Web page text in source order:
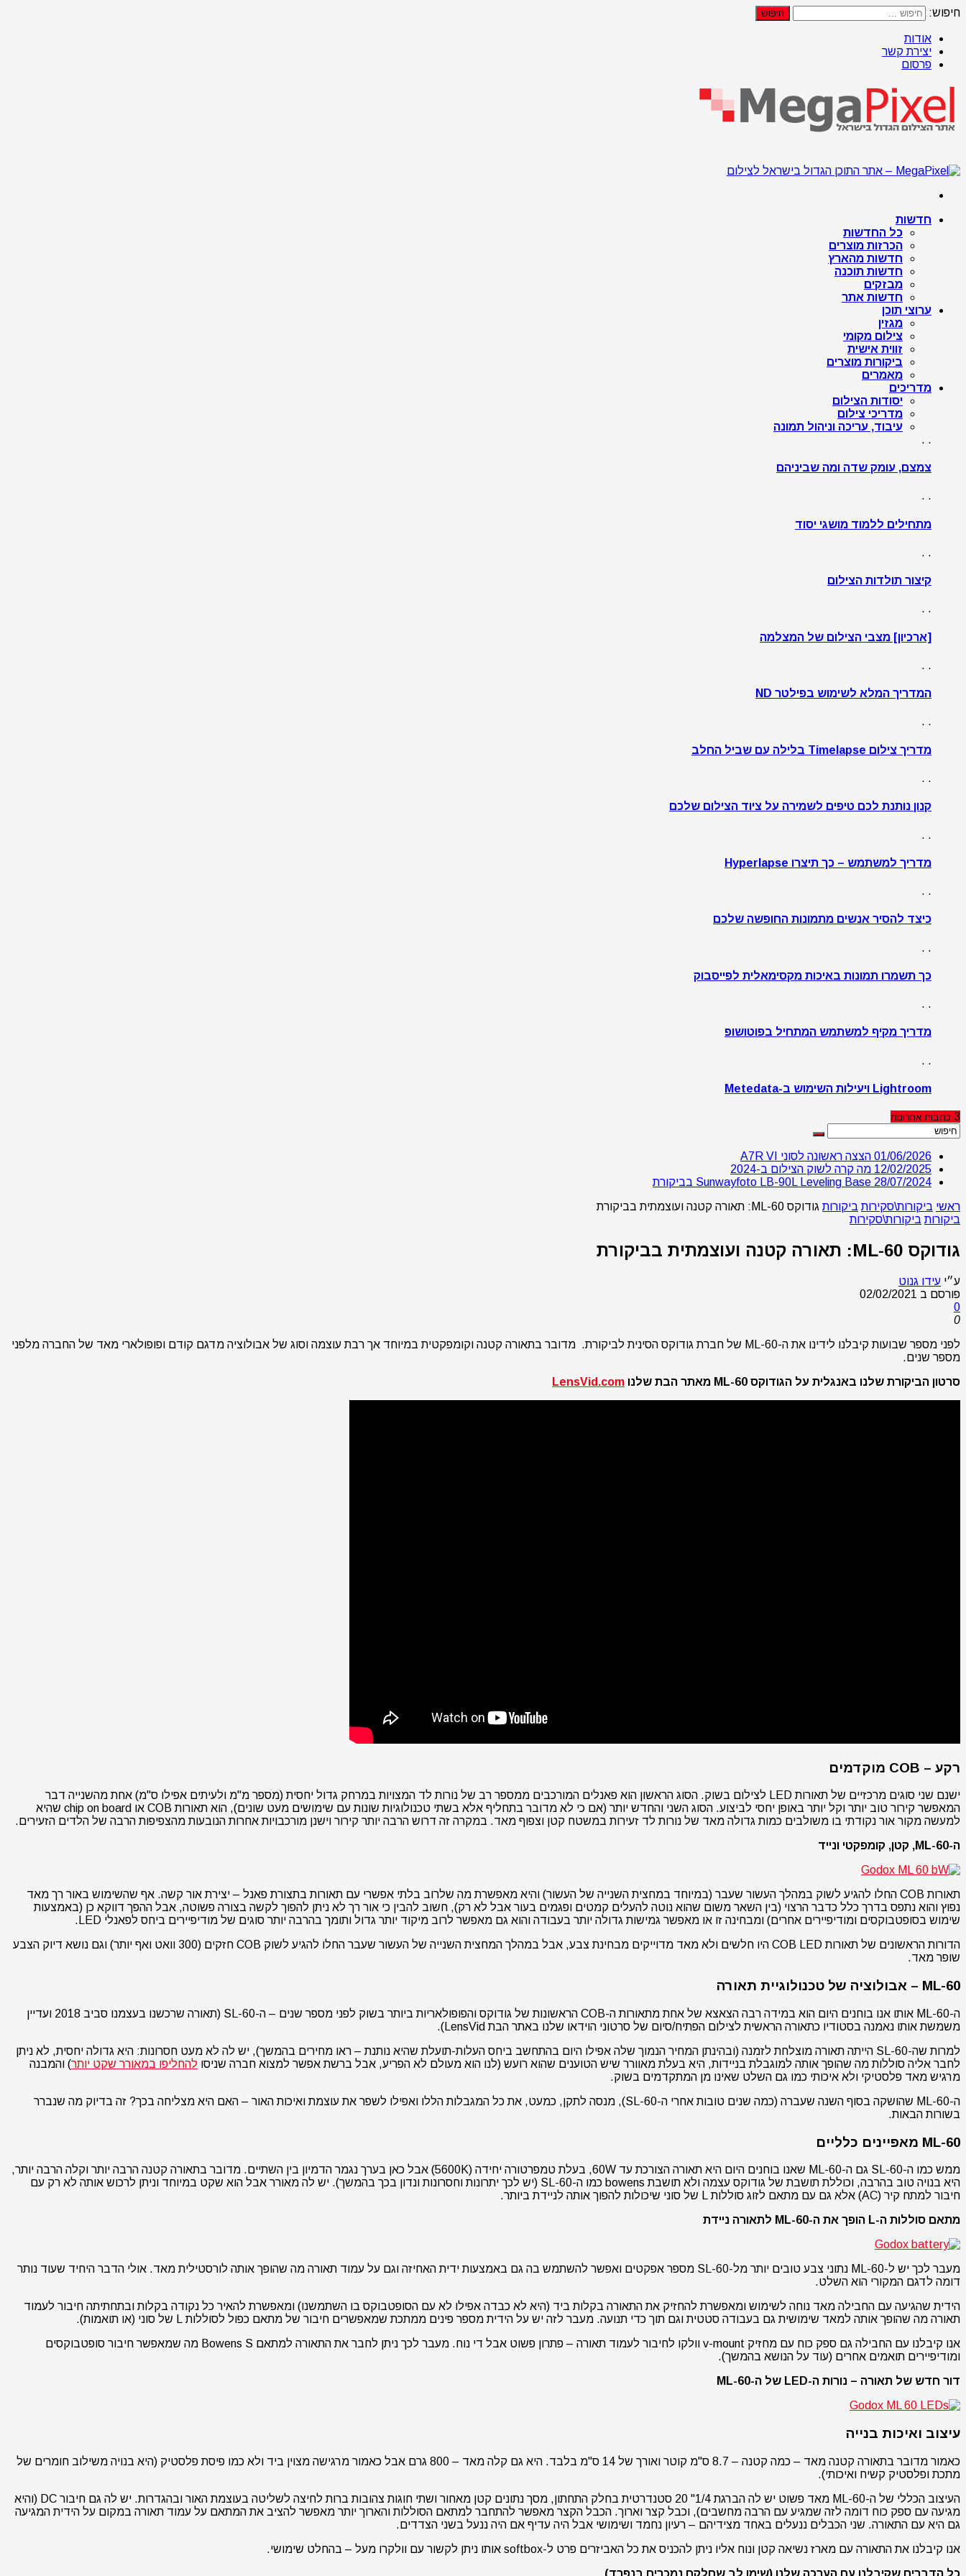
חיפוש:
אודות
יצירת קשר
פרסום
חדשות
כל החדשות
הכרזות מוצרים
חדשות מהארץ
חדשות תוכנה
מבזקים
חדשות אתר
ערוצי תוכן
מגזין
צילום מקומי
זווית אישית
ביקורות מוצרים
מאמרים
מדריכים
יסודות הצילום
מדריכי צילום
עיבוד, עריכה וניהול תמונה
. .
צמצם, עומק שדה ומה שביניהם
. .
מתחילים ללמוד מושגי יסוד
. .
קיצור תולדות הצילום
. .
[ארכיון] מצבי הצילום של המצלמה
. .
המדריך המלא לשימוש בפילטר ND
. .
מדריך צילום Timelapse בלילה עם שביל החלב
. .
קנון נותנת לכם טיפים לשמירה על ציוד הצילום שלכם
. .
מדריך למשתמש – כך תיצרו Hyperlapse
. .
כיצד להסיר אנשים מתמונות החופשה שלכם
. .
כך תשמרו תמונות באיכות מקסימאלית לפייסבוק
. .
מדריך מקיף למשתמש המתחיל בפוטושופ
. .
Lightroom ויעילות השימוש ב-Metedata
3 כתבות אחרונות
01/06/2026 הצצה ראשונה לסוני A7R VI
12/02/2025 מה קרה לשוק הצילום ב-2024
28/07/2024 Sunwayfoto LB-90L Leveling Base בביקורת
ראשי ביקורות\סקירות ביקורות גודוקס ML-60: תאורה קטנה ועוצמתית בביקורת
ביקורות ביקורות\סקירות
גודוקס ML-60: תאורה קטנה ועוצמתית בביקורת
ע״י עידו גנוט
פורסם ב 02/02/2021
0
0
לפני מספר שבועות קיבלנו לידינו את ה-ML-60 של חברת גודוקס הסינית לביקורת. מדובר בתאורה קטנה וקומפקטית במיוחד אך רבת עוצמה וסוג של אבולוציה מדגם קודם ופופולארי מאד של החברה מלפני
מספר שנים.
סרטון הביקורת שלנו באנגלית על הגודוקס ML-60 מאתר הבת שלנו
LensVid.com
רקע – COB מוקדמים
ישנם שני סוגים מרכזיים של תאורות LED לצילום בשוק. הסוג הראשון הוא פאנלים המורכבים ממספר רב של נורות לד המצויות במרחק גדול יחסית (מספר מ"מ ולעיתים אפילו ס"מ) אחת מהשנייה דבר
המאפשר קירור טוב יותר וקל יותר באופן יחסי לביצוע. הסוג השני והחדש יותר (אם כי לא מדובר בתחליף אלא בשתי טכנולוגיות שונות עם שימושים מעט שונים), הוא תאורות COB או chip on board שהיא
למעשה מקור אור נקודתי בו משולבים כמות גדולה מאד של נורות לד זעירות במשטח קטן וצפוף מאד. במקרה זה דרוש הרבה יותר קירור וישנן מורכבויות אחרות הנובעות מהצפיפות הרבה של הלדים הזעירים.
ה-ML-60, קטן, קומפקטי ונייד
תאורות COB החלו להגיע לשוק במהלך העשור שעבר (במיוחד במחצית השנייה של העשור) והיא מאפשרת מה שלרוב בלתי אפשרי עם תאורות בתצורת פאנל – יצירת אור קשה. אף שהשימוש באור רך מאד
נפוץ והוא נתפס בדרך כלל כדבר הרצוי (בין השאר משום שהוא נוטה להעלים קמטים ופגמים בעור אבל לא רק), חשוב להבין כי אור רך לא ניתן להפוך לקשה בצורה פשוטה, אבל ההפך דווקא כן (באמצעות
שימוש בסופטבוקסים ומודיפיירים אחרים) ומבחינה זו או מאפשר גמישות גדולה יותר בעבודה והוא גם מאפשר לרוב מיקוד יותר גדול ותומך בהרבה יותר סוגים של מודיפיירים ביחס לפאנלי LED.
הדורות הראשונים של תאורות COB LED היו חלשים ולא מאד מדוייקים מבחינת צבע, אבל במהלך המחצית השנייה של העשור שעבר החלו להגיע לשוק COB חזקים (300 וואט ואף יותר) וגם נושא דיוק הצבע
שופר מאד.
ML-60 – אבולוציה של טכנולוגיית תאורה
ה-ML-60 אותו אנו בוחנים היום הוא במידה רבה הצאצא של אחת מתאורות ה-COB הראשונות של גודוקס והפופולאריות ביותר בשוק לפני מספר שנים – ה-SL-60 (תאורה שרכשנו בעצמנו סביב 2018 ועדיין
משמשת אותו נאמנה בסטודיו כתאורה הראשית לצילום הפתיח/סיום של סרטוני הוידאו שלנו באתר הבת LensVid).
למרות שה-SL-60 הייתה תאורה מוצלחת לזמנה (ובהינתן המחיר הנמוך שלה אפילו היום בהתחשב ביחס העלות-תועלת שהיא נותנת – ראו מחירים בהמשך), יש לה לא מעט חסרונות: היא גדולה יחסית, לא ניתן
לחבר אליה סוללות מה שהופך אותה למוגבלת בניידות, היא בעלת מאוורר שיש הטוענים שהוא רועש (לנו הוא מעולם לא הפריע, אבל ברשת אפשר למצוא חברה שניסו להחליפו במאורר שקט יותר) והמבנה
מרגיש מאד פלסטיקי ולא איכותי כמו גם השלט שאינו מן המתקדמים בשוק.
ה-ML-60 שהושקה בסוף השנה שעברה (כמה שנים טובות אחרי ה-SL-60), מנסה לתקן, כמעט, את כל המגבלות הללו ואפילו לשפר את עוצמת ואיכות האור – האם היא מצליחה בכך? זה בדיוק מה שנברר
בשורות הבאות.
ML-60 מאפיינים כלליים
ממש כמו ה-SL-60 גם ה-ML-60 שאנו בוחנים היום היא תאורה הצורכת עד 60W, בעלת טמפרטורה יחידה (5600K) אבל כאן בערך נגמר הדמיון בין השתיים. מדובר בתאורה קטנה הרבה יותר וקלה הרבה יותר,
היא בנויה טוב בהרבה, וכוללת תושבת של גודוקס עצמה ולא תושבת bowens כמו ה-SL-60 (יש לכך יתרונות וחסרונות ונדון בכך בהמשך). יש לה מאורר אבל הוא שקט במיוחד וניתן לרכוש אותה לא רק עם
חיבור למתח קיר (AC) אלא גם עם מתאם לזוג סוללות L של סוני שיכולות להפוך אותה לניידת ביותר.
מתאם סוללות ה-L הופך את ה-ML-60 לתאורה ניידת
מעבר לכך יש ל-ML-60 נתוני צבע טובים יותר מל-SL-60 מספר אפקטים ואפשר להשתמש בה גם באמצעות ידית האחיזה וגם על עמוד תאורה מה שהופך אותה לורסטילית מאד. אולי הדבר היחיד שעוד נותר
דומה לדגם המקורי הוא השלט.
הידית שהגיעה עם החבילה מאד נוחה לשימוש ומאפשרת להחזיק את התאורה בקלות ביד (היא לא כבדה אפילו לא עם הסופטבוקס בו השתמשנו) ומאפשרת להאיר כל נקודה בקלות ובתחתיתה חיבור לעמוד
תאורה מה שהופך אותה למאד שימושית גם בעבודה סטטית וגם תוך כדי תנועה. מעבר לזה יש על הידית מספר פינים ממתכת שמאפשרים חיבור של מתאם כפול לסוללות L של סוני (או תואמות).
אנו קיבלנו עם החבילה גם ספק כוח עם מחזיק v-mount וולקו לחיבור לעמוד תאורה – פתרון פשוט אבל די נוח. מעבר לכך ניתן לחבר את התאורה למתאם Bowens S מה שמאפשר חיבור סופטבוקסים
ומודיפיירים תואמים אחרים (עוד על הנושא בהמשך).
דור חדש של תאורה – נורות ה-LED של ה-ML-60
עיצוב ואיכות בנייה
כאמור מדובר בתאורה קטנה מאד – כמה קטנה – 8.7 ס"מ קוטר ואורך של 14 ס"מ בלבד. היא גם קלה מאד – 800 גרם אבל כאמור מרגישה מצוין ביד ולא כמו פיסת פלסטיק (היא בנויה משילוב חומרים של
מתכת ופלסטיק קשיח ואיכותי).
העיצוב הכללי של ה-ML-60 מאד פשוט יש לה הברגת 1/4" 20 סטנדרטית בחלק התחתון, מסך נתונים קטן מאחור ושתי חוגות צהובות ברות לחיצה לשליטה בעוצמת האור ובהגדרות. יש לה גם חיבור DC (והיא
מגיעה עם ספק כוח דומה לזה שמגיע עם הרבה מחשבים), וכבל קצר וארוך. הכבל הקצר מאפשר להתחבר למתאם הסוללות והארוך יותר מאפשר להציב את המתאם על עמוד תאורה במקום על הידית המגיעה
גם היא עם התאורה. שני הכבלים ננעלים באחד מצידיהם – רעיון נחמד ושימושי אבל היה עדיף אם היה ננעל בשני הצדדים.
אנו קיבלנו את התאורה עם מארז נשיאה קטן ונוח אליו ניתן להכניס את כל האביזרים פרט ל-softbox אותו ניתן לקשור עם וולקרו מעל – בהחלט שימושי.
כל הדברים שקיבלנו עם הערכה שלנו (שימו לב שחלקם נמכרים בנפרד)